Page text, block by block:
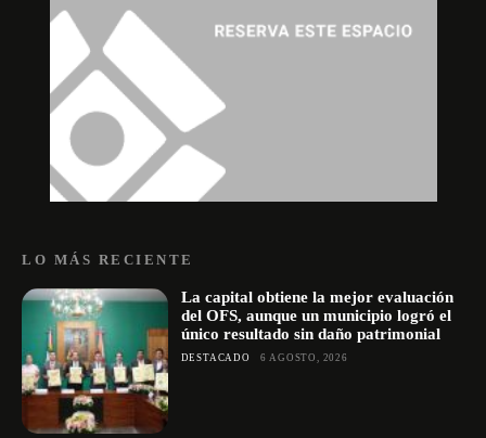
LO MÁS RECIENTE
La capital obtiene la mejor evaluación
del OFS, aunque un municipio logró el
único resultado sin daño patrimonial
DESTACADO 6 AGOSTO, 2026